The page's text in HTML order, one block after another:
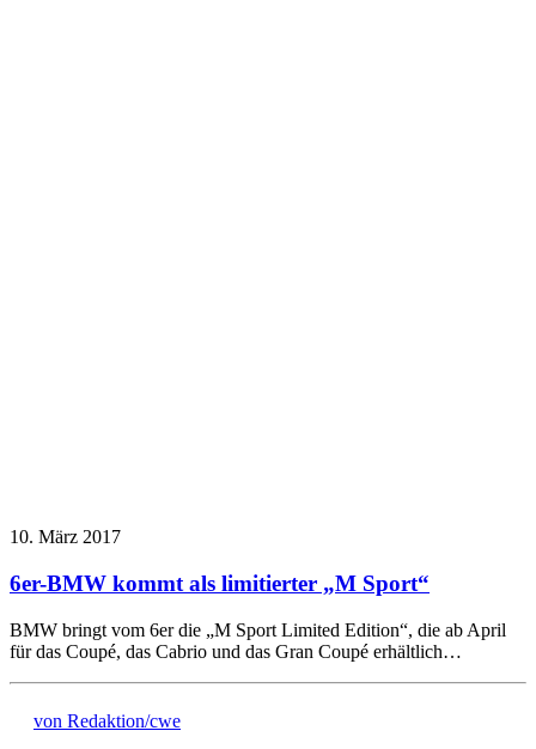
10. März 2017
6er-BMW kommt als limitierter „M Sport“
BMW bringt vom 6er die „M Sport Limited Edition“, die ab April
für das Coupé, das Cabrio und das Gran Coupé erhältlich…
von Redaktion/cwe